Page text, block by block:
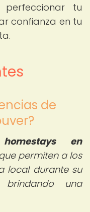
tu
confianza en tu
de
en
permiten a los
local durante su
una